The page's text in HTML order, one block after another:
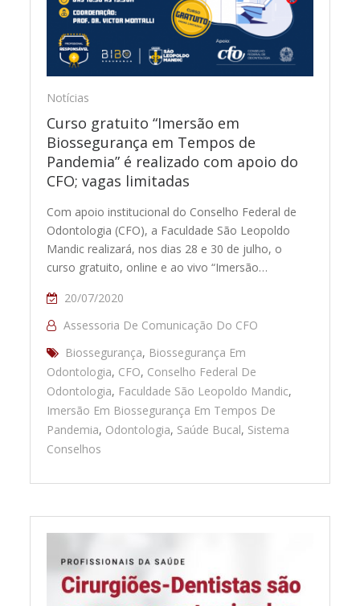
Notícias
Curso gratuito “Imersão em
Biossegurança em Tempos de
Pandemia” é realizado com apoio do
CFO; vagas limitadas
Com apoio institucional do Conselho Federal de
Odontologia (CFO), a Faculdade São Leopoldo
Mandic realizará, nos dias 28 e 30 de julho, o
curso gratuito, online e ao vivo “Imersão…
20/07/2020
Assessoria De Comunicação Do CFO
Biossegurança, Biossegurança Em
Odontologia, CFO, Conselho Federal De
Odontologia, Faculdade São Leopoldo Mandic,
Imersão Em Biossegurança Em Tempos De
Pandemia, Odontologia, Saúde Bucal, Sistema
Conselhos